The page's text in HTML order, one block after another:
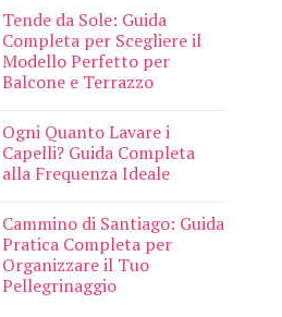
Tende da Sole: Guida
Completa per Scegliere il
Modello Perfetto per
Balcone e Terrazzo
Ogni Quanto Lavare i
Capelli? Guida Completa
alla Frequenza Ideale
Cammino di Santiago: Guida
Pratica Completa per
Organizzare il Tuo
Pellegrinaggio